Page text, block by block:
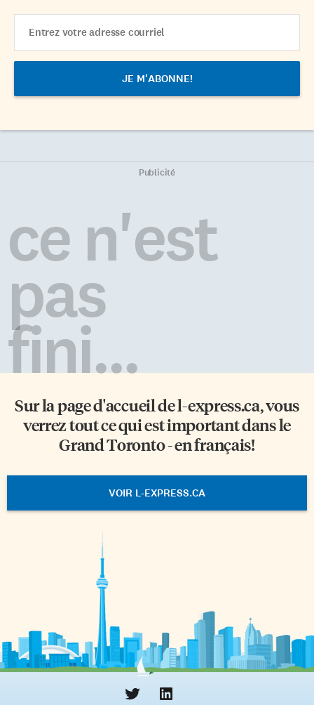
Address
Publicité
ce n'est
pas
fini...
Sur la page d'accueil del-express.ca, vous
verrez tout ce qui est important dans le
Grand Toronto - en français!
VOIR L-EXPRESS.CA